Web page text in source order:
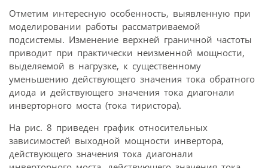
Отметим интересную особенность, выявленную при
моделировании работы рассматриваемой
подсистемы. Изменение верхней граничной частоты
приводит при практически неизменной мощности,
выделяемой в нагрузке, к существенному
уменьшению действующего значения тока обратного
диода и действующего значения тока диагонали
инверторного моста (тока тиристора).
На рис. 8 приведен график относительных
зависимостей выходной мощности инвертора,
действующего значения тока диагонали